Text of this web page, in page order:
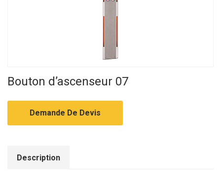
Bouton d’ascenseur 07
Demande De Devis
Description